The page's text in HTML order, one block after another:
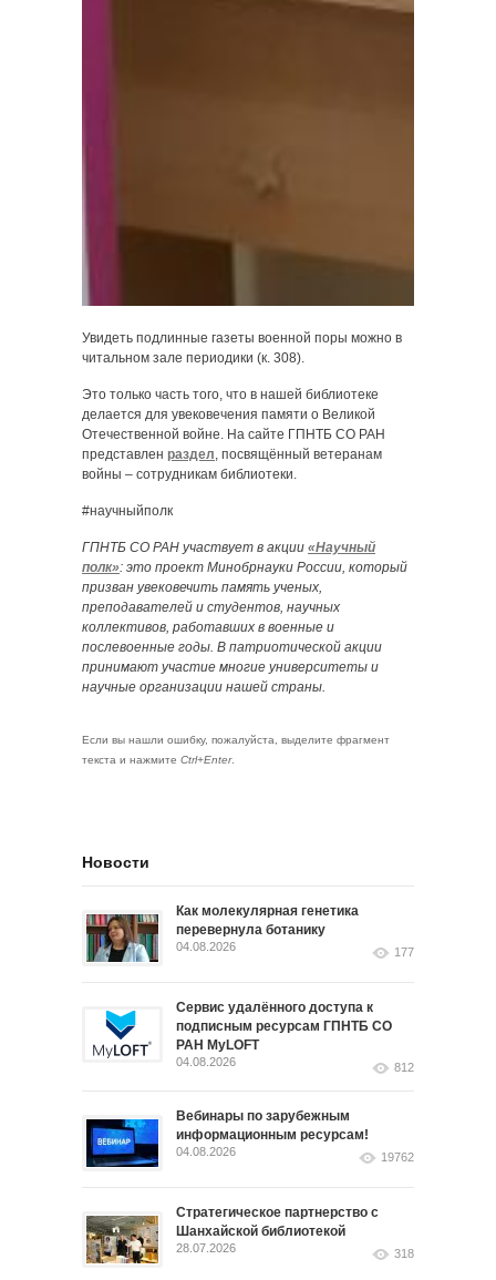
Увидеть подлинные газеты военной поры можно в
читальном зале периодики (к. 308).
Это только часть того, что в нашей библиотеке
делается для увековечения памяти о Великой
Отечественной войне. На сайте ГПНТБ СО РАН
представлен раздел, посвящённый ветеранам
войны – сотрудникам библиотеки.
#научныйполк
ГПНТБ СО РАН участвует в акции «Научный
полк»: это проект Минобрнауки России, который
призван увековечить память ученых,
преподавателей и студентов, научных
коллективов, работавших в военные и
послевоенные годы. В патриотической акции
принимают участие многие университеты и
научные организации нашей страны.
Если вы нашли ошибку, пожалуйста, выделите фрагмент
текста и нажмите Ctrl+Enter.
Новости
Как молекулярная генетика
перевернула ботанику
04.08.2026 177
Сервис удалённого доступа к
подписным ресурсам ГПНТБ СО
РАН MyLOFT
04.08.2026 812
Вебинары по зарубежным
информационным ресурсам!
04.08.2026 19762
Стратегическое партнерство с
Шанхайской библиотекой
28.07.2026 318